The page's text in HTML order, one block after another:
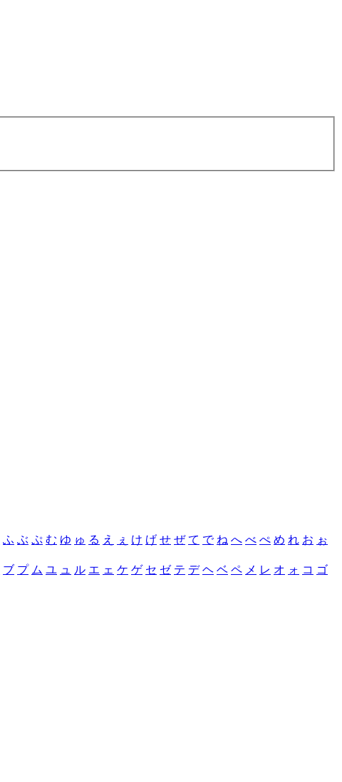
ふ ぶ ぷ む ゆ ゅ る え ぇ け げ せ ぜ て で ね へ べ ぺ め れ お ぉ
ブ プ ム ユ ュ ル エ ェ ケ ゲ セ ゼ テ デ ヘ ベ ペ メ レ オ ォ コ ゴ